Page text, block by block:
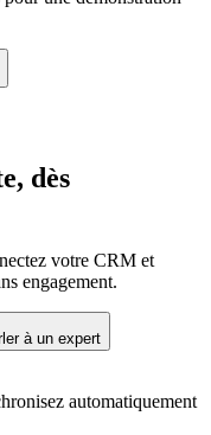
dès
votre CRM et
engagement.
à un expert
automatiquement